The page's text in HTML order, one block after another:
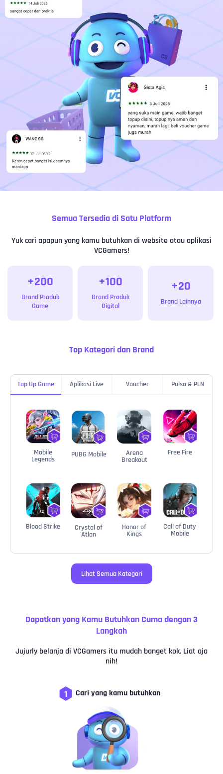
Semua Tersedia di Satu Platform
Yuk cari apapun yang kamu butuhkan di website atau aplikasi
VCGamers!
+200
Brand Produk
Game
+100
Brand Produk
Digital
+20
Brand Lainnya
Top Kategori dan Brand
Top Up Game Aplikasi Live Voucher Pulsa & PLN
Mobile
Legends
PUBG Mobile Arena
Breakout
Free Fire
Blood Strike Crystal of
Atlan
Honor of
Kings
Call of Duty
Mobile
Lihat Semua Kategori
Dapatkan yang Kamu Butuhkan Cuma dengan 3
Langkah
Jujurly belanja di VCGamers itu mudah banget kok. Liat aja
nih!
Cari yang kamu butuhkan